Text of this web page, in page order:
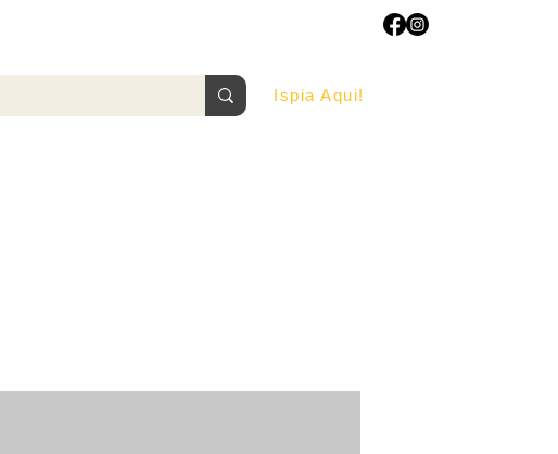
Ispia Aqui!